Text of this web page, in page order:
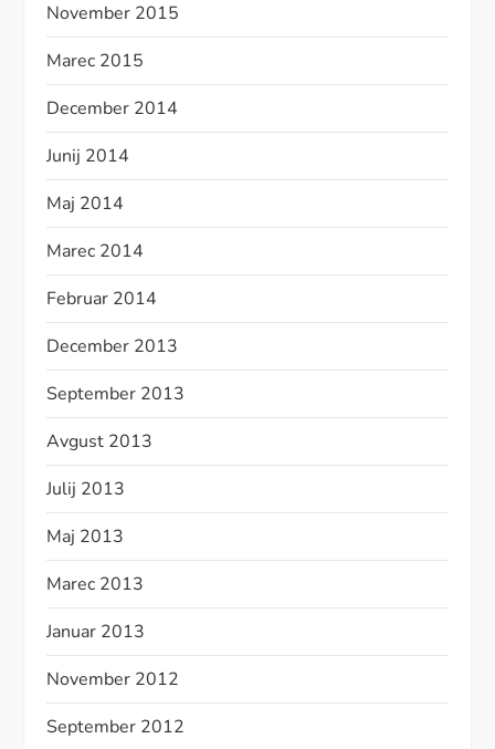
November 2015
Marec 2015
December 2014
Junij 2014
Maj 2014
Marec 2014
Februar 2014
December 2013
September 2013
Avgust 2013
Julij 2013
Maj 2013
Marec 2013
Januar 2013
November 2012
September 2012